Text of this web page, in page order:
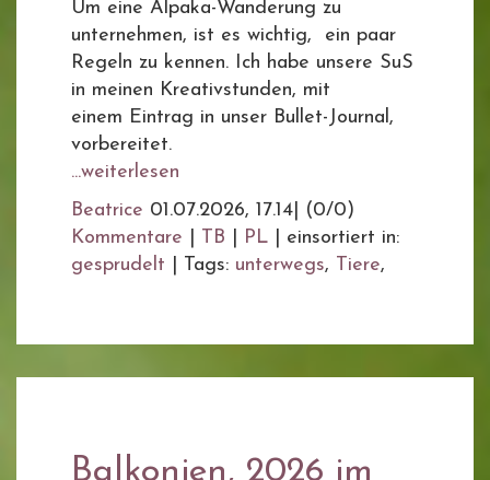
Um eine Alpaka-Wanderung zu
unternehmen, ist es wichtig, ein paar
Regeln zu kennen. Ich habe unsere SuS
in meinen Kreativstunden, mit
einem Eintrag in unser Bullet-Journal,
vorbereitet.
...weiterlesen
Beatrice 01.07.2026, 17.14
(0/0)
Kommentare
TB PL
einsortiert in:
gesprudelt
Tags: unterwegs, Tiere,
Balkonien, 2026 im